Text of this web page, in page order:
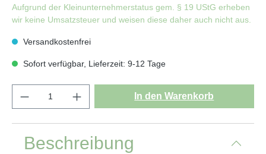
Aufgrund der Kleinunternehmerstatus gem. § 19 UStG erheben
wir keine Umsatzsteuer und weisen diese daher auch nicht aus.
Versandkostenfrei
Sofort verfügbar, Lieferzeit: 9-12 Tage
In den Warenkorb
Beschreibung